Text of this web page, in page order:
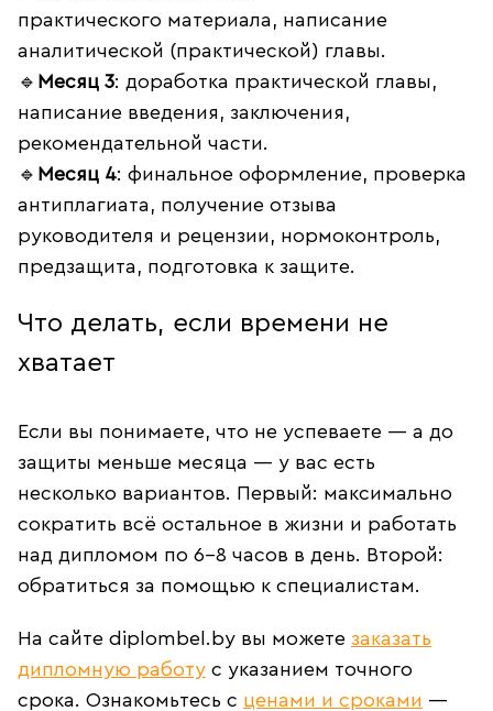
практического материала, написание
аналитической (практической) главы.
🔹 Месяц 3: доработка практической главы,
написание введения, заключения,
рекомендательной части.
🔹 Месяц 4: финальное оформление, проверка
антиплагиата, получение отзыва
руководителя и рецензии, нормоконтроль,
предзащита, подготовка к защите.
Что делать, если времени не
хватает
Если вы понимаете, что не успеваете — а до
защиты меньше месяца — у вас есть
несколько вариантов. Первый: максимально
сократить всё остальное в жизни и работать
над дипломом по 6–8 часов в день. Второй:
обратиться за помощью к специалистам.
На сайте diplombel.by вы можете заказать
дипломную работу с указанием точного
срока. Ознакомьтесь с ценами и сроками —